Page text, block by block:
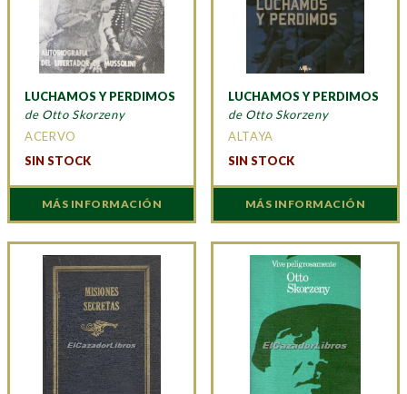
LUCHAMOS Y PERDIMOS
de Otto Skorzeny
ACERVO
SIN STOCK
MÁS INFORMACIÓN
LUCHAMOS Y PERDIMOS
de Otto Skorzeny
ALTAYA
SIN STOCK
MÁS INFORMACIÓN